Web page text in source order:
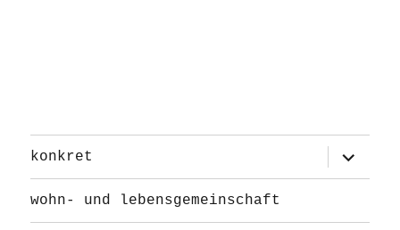
konkret
öffnen
wohn- und lebensgemeinschaft